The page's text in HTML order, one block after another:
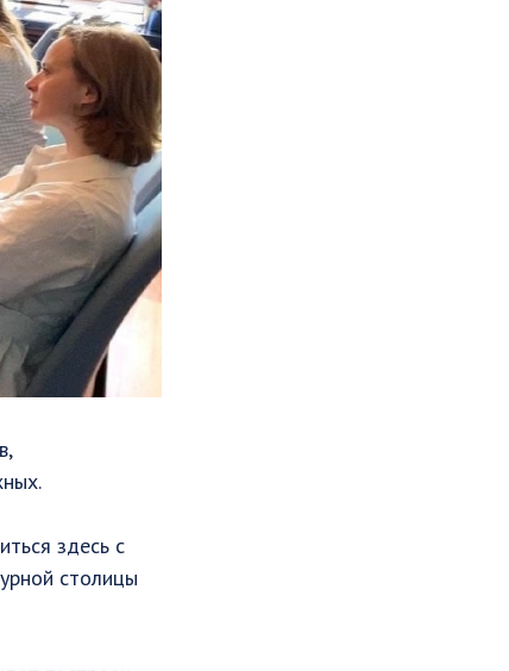
здесь с
столицы